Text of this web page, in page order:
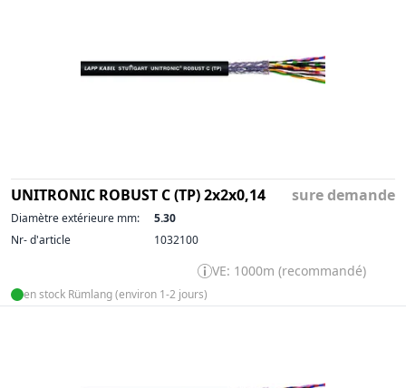
UNITRONIC ROBUST C (TP) 2x2x0,14 sure demande
Diamètre extérieure mm:
5.30
Nr- d'article
1032100
VE: 1000m (recommandé)
en stock Rümlang (environ 1-2 jours)